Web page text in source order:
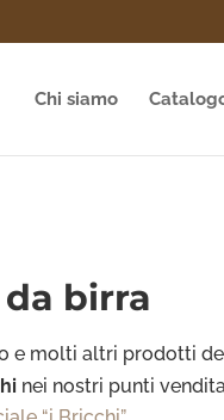
Chi siamo
birra
e molti altri prodotti
nei nostri punti